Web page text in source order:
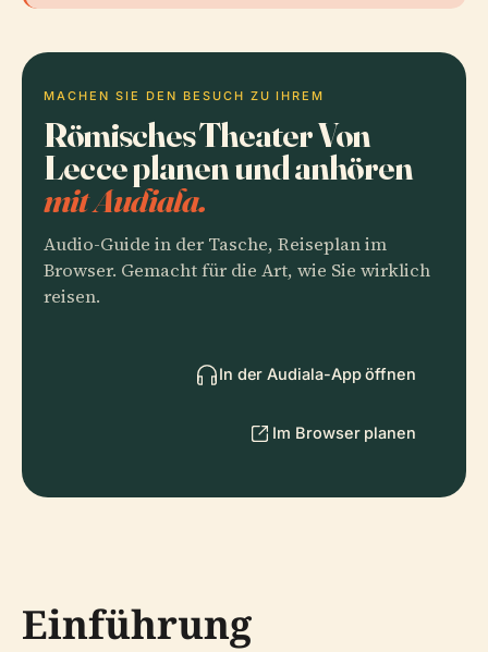
MACHEN SIE DEN BESUCH ZU IHREM
Römisches Theater Von
Lecce planen und anhören
mit Audiala.
Audio-Guide in der Tasche, Reiseplan im
Browser. Gemacht für die Art, wie Sie wirklich
reisen.
In der Audiala-App öffnen
Im Browser planen
Einführung